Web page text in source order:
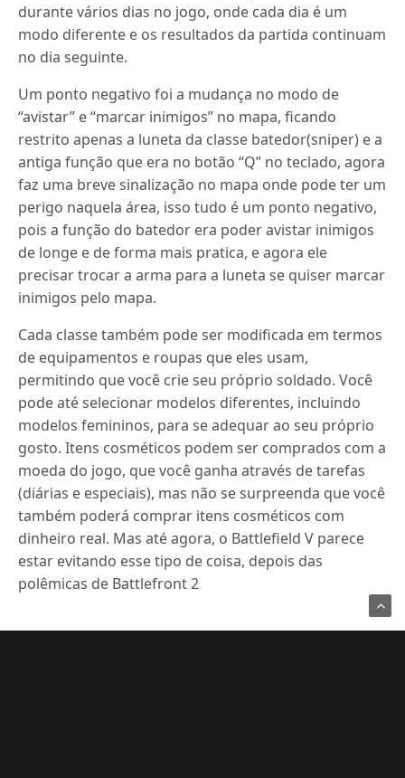
durante vários dias no jogo, onde cada dia é um
modo diferente e os resultados da partida continuam
no dia seguinte.
Um ponto negativo foi a mudança no modo de
“avistar” e “marcar inimigos” no mapa, ficando
restrito apenas a luneta da classe batedor(sniper) e a
antiga função que era no botão “Q” no teclado, agora
faz uma breve sinalização no mapa onde pode ter um
perigo naquela área, isso tudo é um ponto negativo,
pois a função do batedor era poder avistar inimigos
de longe e de forma mais pratica, e agora ele
precisar trocar a arma para a luneta se quiser marcar
inimigos pelo mapa.
Cada classe também pode ser modificada em termos
de equipamentos e roupas que eles usam,
permitindo que você crie seu próprio soldado. Você
pode até selecionar modelos diferentes, incluindo
modelos femininos, para se adequar ao seu próprio
gosto. Itens cosméticos podem ser comprados com a
moeda do jogo, que você ganha através de tarefas
(diárias e especiais), mas não se surpreenda que você
também poderá comprar itens cosméticos com
dinheiro real. Mas até agora, o Battlefield V parece
estar evitando esse tipo de coisa, depois das
polêmicas de Battlefront 2